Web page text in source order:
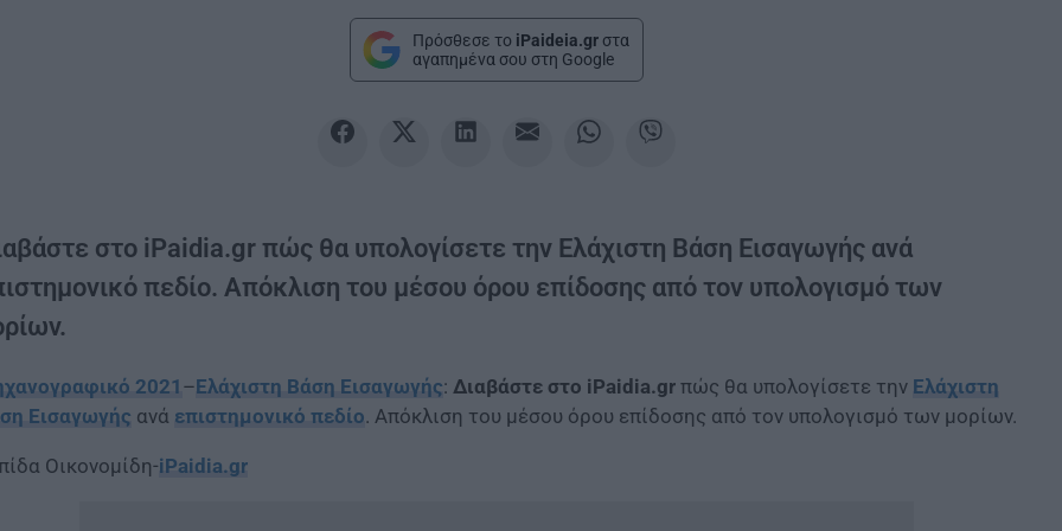
Πρόσθεσε το iPaideia.gr στα
αγαπημένα σου στη Google
στο iPaidia.gr πώς θα υπολογίσετε την Ελάχιστη Βάση Εισαγωγής ανά
πεδίο. Απόκλιση του μέσου όρου επίδοσης από τον υπολογισμό των
2021 –Ελάχιστη Βάση Εισαγωγής: Διαβάστε στο iPaidia.gr πώς θα υπολογίσετε την Ελάχιστη
Εισαγωγής ανά επιστημονικό πεδίο. Απόκλιση του μέσου όρου επίδοσης από τον υπολογισμό των μορίων.
Οικονομίδη-iPaidia.gr